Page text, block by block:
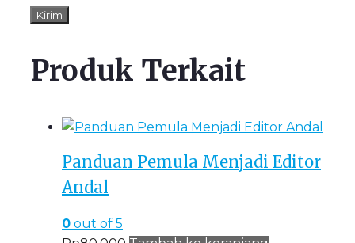
Produk Terkait
Panduan Pemula Menjadi Editor
Andal
0 out of 5